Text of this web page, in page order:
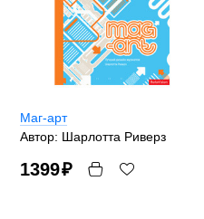
Маг-арт
Автор: Шарлотта Риверз
1399₽